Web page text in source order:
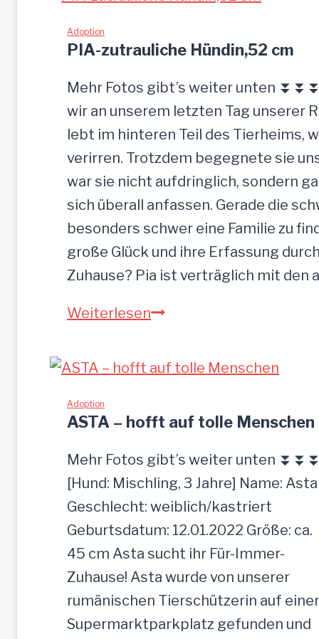
g
e
l
a
s
s
e
n
Adoption
PIA-zutrauliche Hündin,52 cm
Mehr Fotos gibt’s weiter unten
wir an unserem letzten Tag unserer
lebt im hinteren Teil des Tierheims,
verirren. Trotzdem begegnete sie
war sie nicht aufdringlich, sondern
sich überall anfassen. Gerade die
besonders schwer eine Familie zu
große Glück und ihre Erfassung
Zuhause? Pia ist verträglich mit den
WeiterlesenP
u
t
r
a
u
l
i
c
h
Adoption
ASTA – hofft auf tolle Menschen
Mehr Fotos gibt’s weiter unten
[Hund: Mischling, 3 Jahre] Name: Asta
Geschlecht: weiblich/kastriert
Geburtsdatum: 12.01.2022 Größe: ca.
45 cm Asta sucht ihr Für-Immer-
Zuhause! Asta wurde von unserer
rumänischen Tierschützerin auf
Supermarktparkplatz gefunden und